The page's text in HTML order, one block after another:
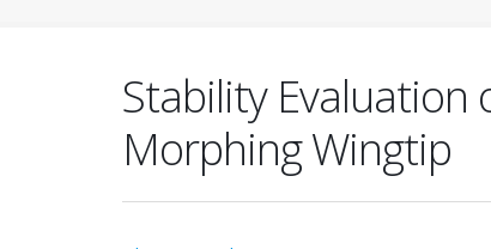
Stability Evaluation
Morphing Wingtip